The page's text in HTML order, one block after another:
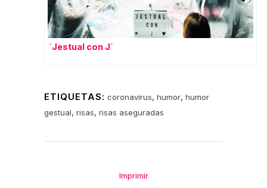
`Jestual con J´
ETIQUETAS: coronavirus, humor, humor
gestual, risas, risas aseguradas
Imprimir